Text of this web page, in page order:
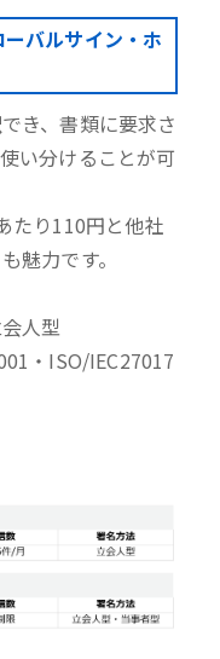
バルサイン・ホ
でき、書類に要求さ
い分けることが可
たり110円と他社
魅力です。
人型
・ISO/IEC27017